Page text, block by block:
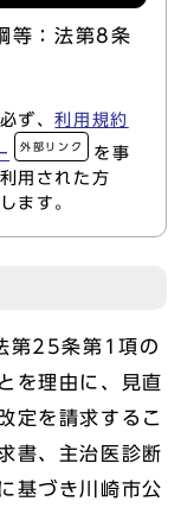
等：法第8条
ず、利用規約
外部リンク
を事
用された方
ます。
第25条第1項の
を理由に、見直
定を請求するこ
書、主治医診断
基づき川崎市公